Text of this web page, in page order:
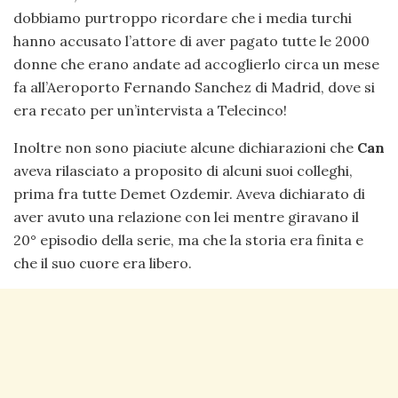
dobbiamo purtroppo ricordare che i media turchi
hanno accusato l’attore di aver pagato tutte le 2000
donne che erano andate ad accoglierlo circa un mese
fa all’Aeroporto Fernando Sanchez di Madrid, dove si
era recato per un’intervista a Telecinco!
Inoltre non sono piaciute alcune dichiarazioni che Can
aveva rilasciato a proposito di alcuni suoi colleghi,
prima fra tutte Demet Ozdemir. Aveva dichiarato di
aver avuto una relazione con lei mentre giravano il
20° episodio della serie, ma che la storia era finita e
che il suo cuore era libero.